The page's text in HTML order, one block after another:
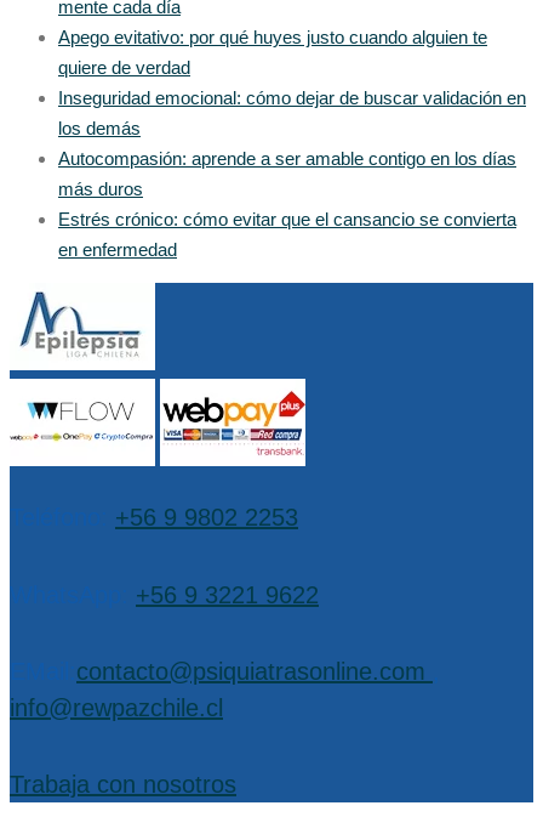
mente cada día
Apego evitativo: por qué huyes justo cuando alguien te
quiere de verdad
Inseguridad emocional: cómo dejar de buscar validación en
los demás
Autocompasión: aprende a ser amable contigo en los días
más duros
Estrés crónico: cómo evitar que el cansancio se convierta
en enfermedad
+56 9 9802 2253
+56 9 3221 9622
contacto@psiquiatrasonline.com
info@rewpazchile.cl
Trabaja con nosotros